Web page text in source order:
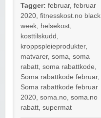
Tagger: februar, februar
2020, fitnesskost.no black
week, helsekost,
kosttilskudd ,
kroppspleieprodukter,
matvarer, soma, soma
rabatt, soma rabattkode,
Soma rabattkode februar,
Soma rabattkode februar
2020, soma.no, soma.no
rabatt, supermat